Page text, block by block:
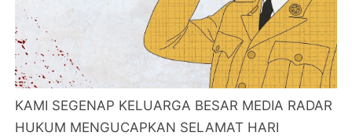
KAMI SEGENAP KELUARGA BESAR MEDIA RADAR
HUKUM MENGUCAPKAN SELAMAT HARI